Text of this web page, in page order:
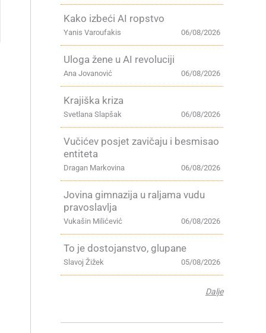
Kako izbeći AI ropstvo
06/08/2026
Yanis Varoufakis
Uloga žene u AI revoluciji
06/08/2026
Ana Jovanović
Krajiška kriza
06/08/2026
Svetlana Slapšak
Vučićev posjet zavičaju i besmisao
entiteta
06/08/2026
Dragan Markovina
Jovina gimnazija u raljama vudu
pravoslavlja
06/08/2026
Vukašin Milićević
To je dostojanstvo, glupane
05/08/2026
Slavoj Žižek
Dalje